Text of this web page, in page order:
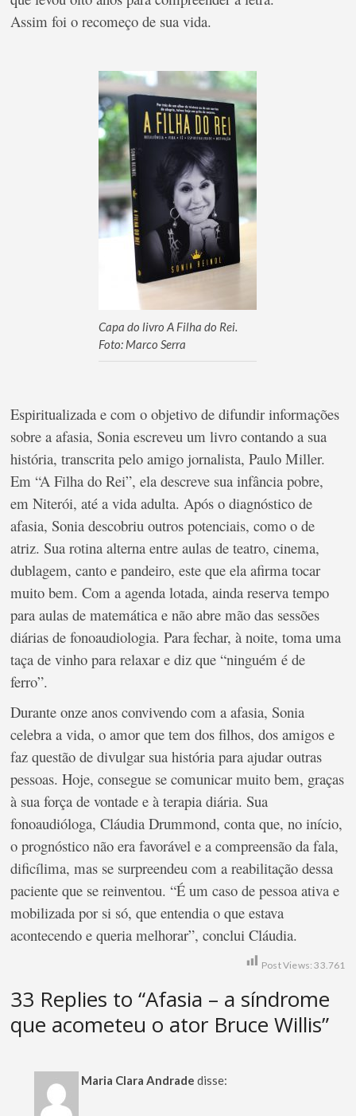
Assim foi o recomeço de sua vida.
Capa do livro A Filha do Rei.
Foto: Marco Serra
Espiritualizada e com o objetivo de difundir informações
sobre a afasia, Sonia escreveu um livro contando a sua
história, transcrita pelo amigo jornalista, Paulo Miller.
Em “A Filha do Rei”, ela descreve sua infância pobre,
em Niterói, até a vida adulta. Após o diagnóstico de
afasia, Sonia descobriu outros potenciais, como o de
atriz. Sua rotina alterna entre aulas de teatro, cinema,
dublagem, canto e pandeiro, este que ela afirma tocar
muito bem. Com a agenda lotada, ainda reserva tempo
para aulas de matemática e não abre mão das sessões
diárias de fonoaudiologia. Para fechar, à noite, toma uma
taça de vinho para relaxar e diz que “ninguém é de
ferro”.
Durante onze anos convivendo com a afasia, Sonia
celebra a vida, o amor que tem dos filhos, dos amigos e
faz questão de divulgar sua história para ajudar outras
pessoas. Hoje, consegue se comunicar muito bem, graças
à sua força de vontade e à terapia diária. Sua
fonoaudióloga, Cláudia Drummond, conta que, no início,
o prognóstico não era favorável e a compreensão da fala,
dificílima, mas se surpreendeu com a reabilitação dessa
paciente que se reinventou. “É um caso de pessoa ativa e
mobilizada por si só, que entendia o que estava
acontecendo e queria melhorar”, conclui Cláudia.
Post Views: 33.761
33 Replies to “Afasia – a síndrome
que acometeu o ator Bruce Willis”
Maria Clara Andrade disse: